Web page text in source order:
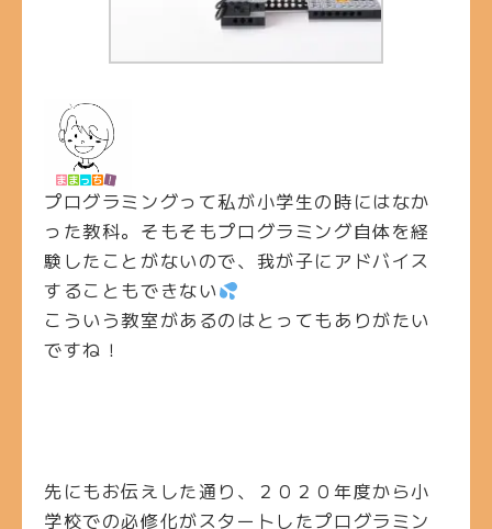
プログラミングって私が小学生の時にはなか
った教科。そもそもプログラミング自体を経
験したことがないので、我が子にアドバイス
することもできない
こういう教室があるのはとってもありがたい
ですね！
先にもお伝えした通り、２０２０年度から小
学校での必修化がスタートしたプログラミン